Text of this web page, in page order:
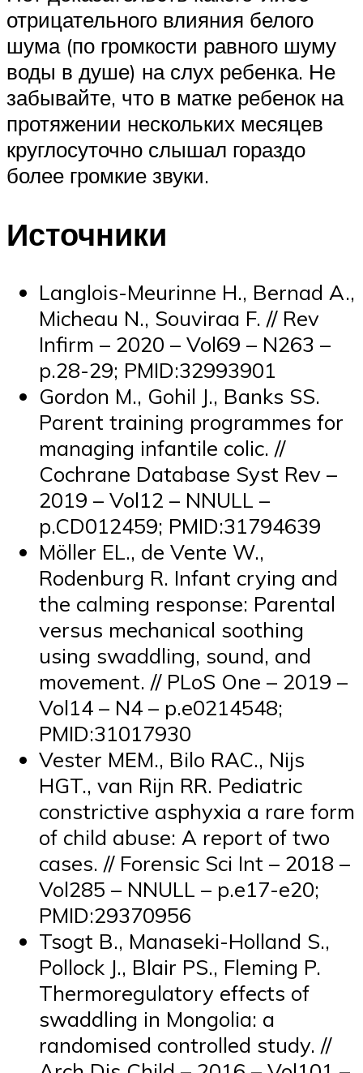
отрицательного влияния белого
шума (по громкости равного шуму
воды в душе) на слух ребенка. Не
забывайте, что в матке ребенок на
протяжении нескольких месяцев
круглосуточно слышал гораздо
более громкие звуки.
Источники
Langlois-Meurinne H., Bernad A.,
Micheau N., Souviraa F. // Rev
Infirm – 2020 – Vol69 – N263 –
p.28-29; PMID:32993901
Gordon M., Gohil J., Banks SS.
Parent training programmes for
managing infantile colic. //
Cochrane Database Syst Rev –
2019 – Vol12 – NNULL –
p.CD012459; PMID:31794639
Möller EL., de Vente W.,
Rodenburg R. Infant crying and
the calming response: Parental
versus mechanical soothing
using swaddling, sound, and
movement. // PLoS One – 2019 –
Vol14 – N4 – p.e0214548;
PMID:31017930
Vester MEM., Bilo RAC., Nijs
HGT., van Rijn RR. Pediatric
constrictive asphyxia a rare form
of child abuse: A report of two
cases. // Forensic Sci Int – 2018 –
Vol285 – NNULL – p.e17-e20;
PMID:29370956
Tsogt B., Manaseki-Holland S.,
Pollock J., Blair PS., Fleming P.
Thermoregulatory effects of
swaddling in Mongolia: a
randomised controlled study. //